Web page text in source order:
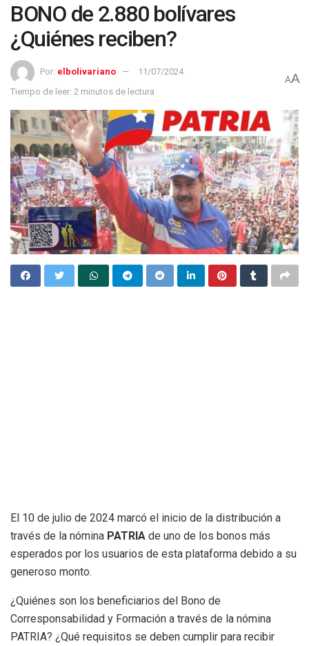
BONO de 2.880 bolívares
¿Quiénes reciben?
Por: elbolivariano
11/07/2024
Tiempo de leer: 2 minutos de lectura
AA
El 10 de julio de 2024 marcó el inicio de la distribución a
través de la nómina PATRIA de uno de los bonos más
esperados por los usuarios de esta plataforma debido a su
generoso monto.
¿Quiénes son los beneficiarios del Bono de
Corresponsabilidad y Formación a través de la nómina
PATRIA? ¿Qué requisitos se deben cumplir para recibir